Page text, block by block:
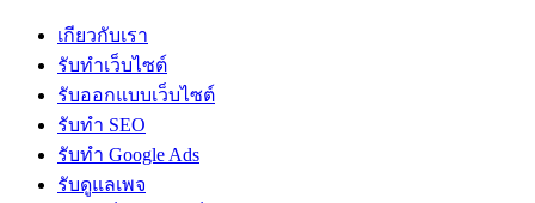
เกียวกับเรา
รับทำเว็บไซต์
รับออกแบบเว็บไซต์
รับทำ SEO
รับทำ Google Ads
รับดูแลเพจ